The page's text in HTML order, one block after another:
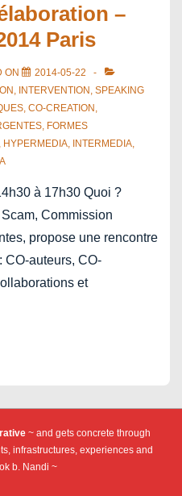
–
Paris
ON
2014-05-22
, INTERVENTION , SPEAKING
, CO-CREATION ,
, FORMES
, HYPERMEDIA, INTERMEDIA,
à 17h30 Quoi ?
Commission
propose une rencontre
CO-auteurs, CO-
et
~ and gets concrete through
infrastructures, experiences and
b. Nandi ~